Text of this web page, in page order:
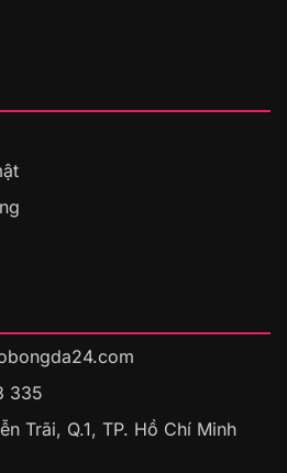
335
Trãi, Q.1, TP. Hồ Chí Minh